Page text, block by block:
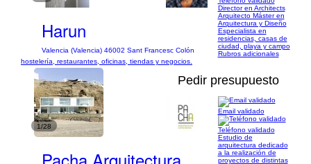
Harun
Valencia (Valencia) 46002 Sant Francesc Colón
Director en Architects
Arquitecto Máster en
Arquitectura y Diseño
Especialista en
residencias, casas de
ciudad, playa y campo
Rubros adicionales
hostelería, restaurantes, oficinas, tiendas y negocios.
1/28
Pedir presupuesto
Email validado
Teléfono validado
Estudio de
arquitectura dedicado
a la realización de
proyectos de distintas